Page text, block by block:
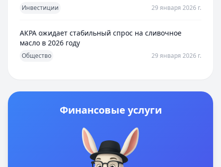
Инвестиции 29 января 2026 г.
АКРА ожидает стабильный спрос на сливочное
масло в 2026 году
Общество 29 января 2026 г.
Финансовые услуги